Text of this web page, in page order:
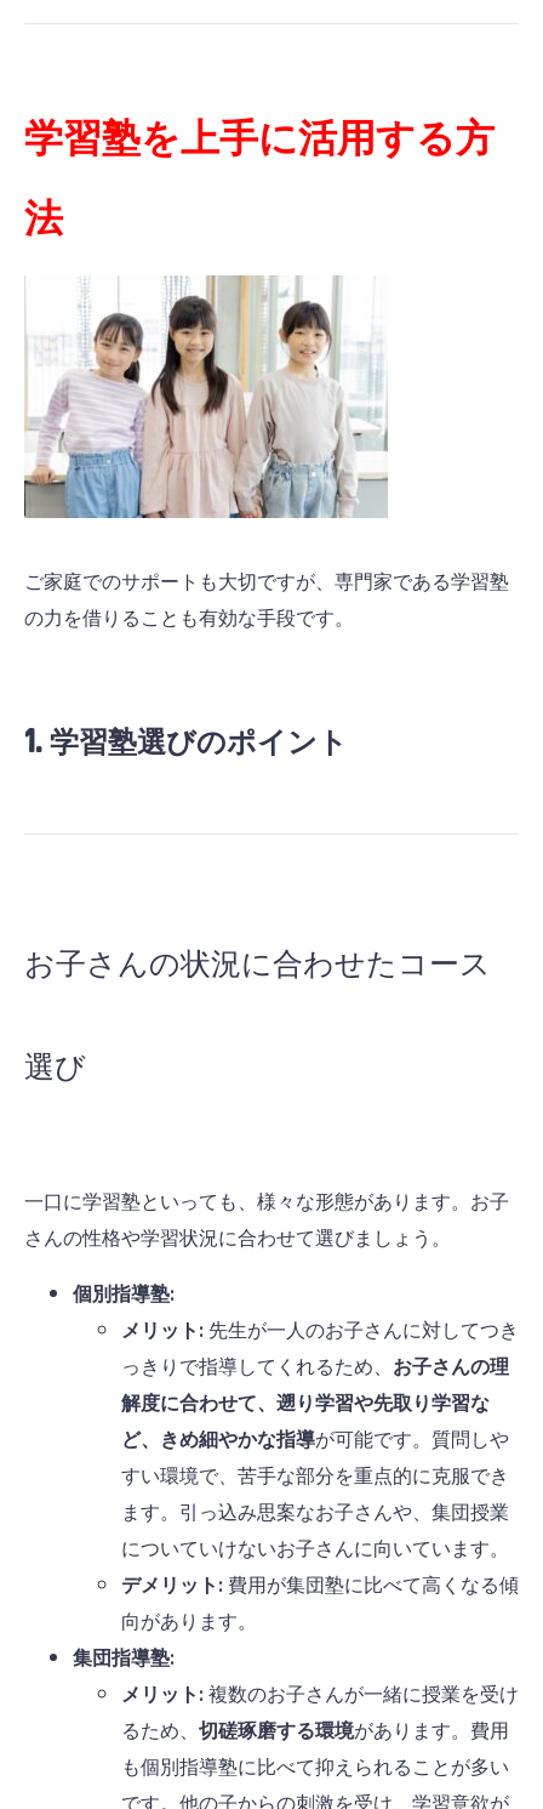
学習塾を上手に活用する方
法
ご家庭でのサポートも大切ですが、専門家である学習塾
の力を借りることも有効な手段です。
1. 学習塾選びのポイント
お子さんの状況に合わせたコース
選び
一口に学習塾といっても、様々な形態があります。お子
さんの性格や学習状況に合わせて選びましょう。
個別指導塾:
メリット: 先生が一人のお子さんに対してつき
っきりで指導してくれるため、 お子さんの理
解度に合わせて、遡り学習や先取り学習な
ど、きめ細やかな指導が可能です。質問しや
すい環境で、苦手な部分を重点的に克服でき
ます。引っ込み思案なお子さんや、集団授業
についていけないお子さんに向いています。
デメリット: 費用が集団塾に比べて高くなる傾
向があります。
集団指導塾:
メリット: 複数のお子さんが一緒に授業を受け
るため、 切磋琢磨する環境があります。費用
も個別指導塾に比べて抑えられることが多い
です。他の子からの刺激を受け、学習意欲が